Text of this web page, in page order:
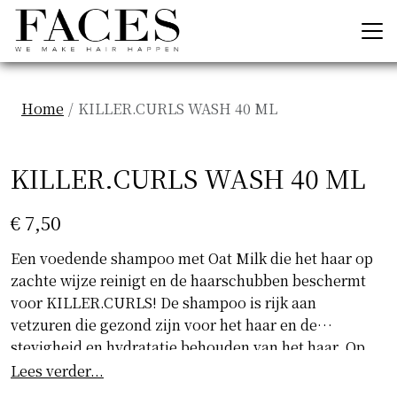
Home KILLER.CURLS WASH 40 ML
KILLER.CURLS WASH 40 ML
€ 7,50
Een voedende shampoo met Oat Milk die het haar op
zachte wijze reinigt en de haarschubben beschermt
voor KILLER.CURLS! De shampoo is rijk aan
vetzuren die gezond zijn voor het haar en de
stevigheid en hydratatie behouden van het haar. Op
deze manier wordt de textuur voor gezond en
Lees verder...